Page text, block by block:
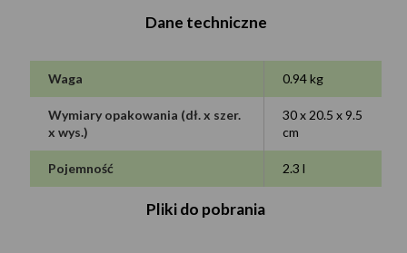
Dane techniczne
Waga 0.94 kg
Wymiary opakowania (dł. x szer.
x wys.)
30 x 20.5 x 9.5
cm
Pojemność 2.3 l
Pliki do pobrania